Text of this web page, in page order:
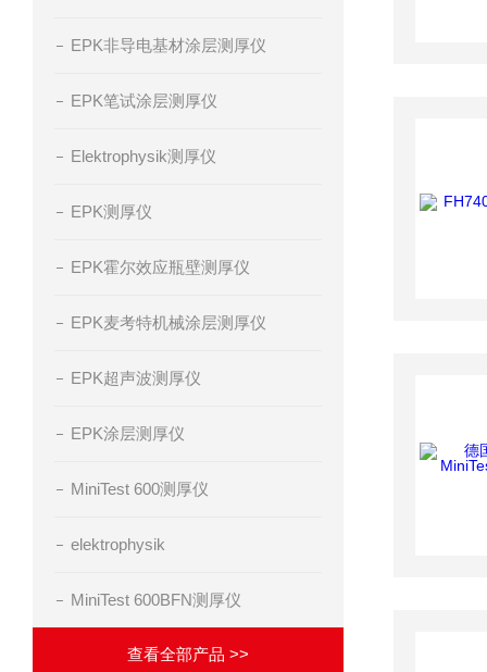
EPK非导电基材涂层测厚仪
EPK笔试涂层测厚仪
Elektrophysik测厚仪
EPK测厚仪
EPK霍尔效应瓶壁测厚仪
EPK麦考特机械涂层测厚仪
EPK超声波测厚仪
EPK涂层测厚仪
MiniTest 600测厚仪
elektrophysik
MiniTest 600BFN测厚仪
查看全部产品 >>